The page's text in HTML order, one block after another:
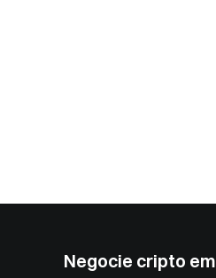
Negocie cripto em